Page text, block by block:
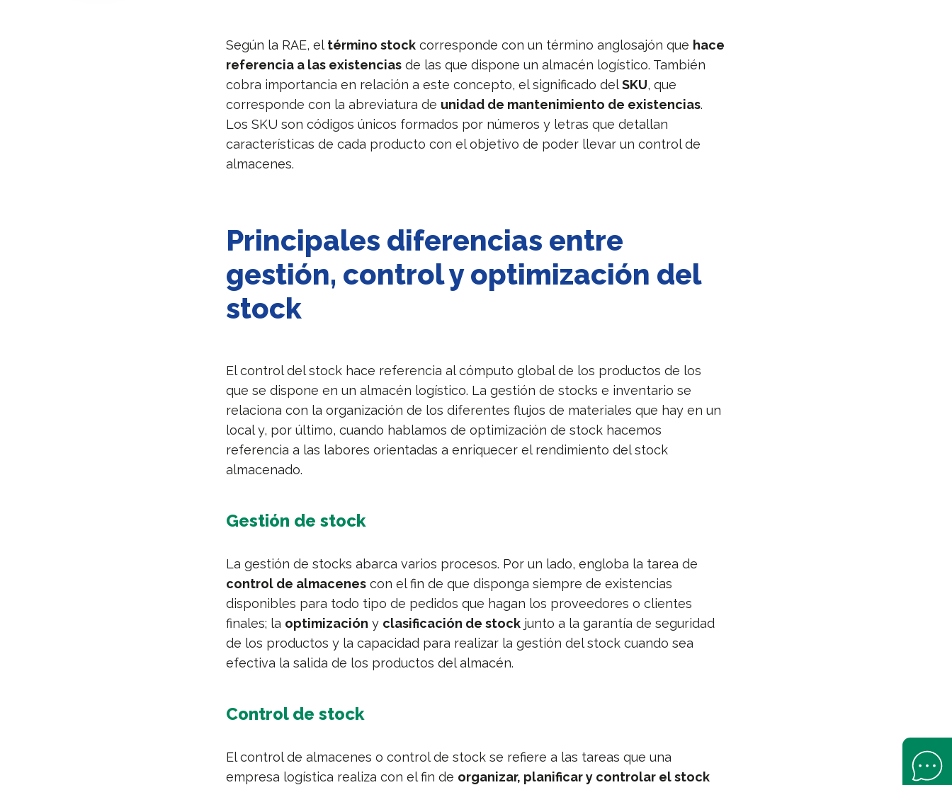
Según la RAE, el término stock corresponde con un término anglosajón que hace
referencia a las existencias de las que dispone un almacén logístico. También
cobra importancia en relación a este concepto, el significado delSKU, que
corresponde con la abreviatura de unidad de mantenimiento de existencias.
Los SKU son códigos únicos formados por números y letras que detallan
características de cada producto con el objetivo de poder llevar un control de
almacenes.
Principales diferencias entre
gestión, control y optimización del
stock
El control del stock hace referencia al cómputo global de los productos de los
que se dispone en un almacén logístico. La gestión de stocks e inventario se
relaciona con la organización de los diferentes flujos de materiales que hay en un
local y, por último, cuando hablamos de optimización de stock hacemos
referencia a las labores orientadas a enriquecer el rendimiento del stock
almacenado.
Gestión de stock
La gestión de stocks abarca varios procesos. Por un lado, engloba la tarea de
control de almacenes con el fin de que disponga siempre de existencias
disponibles para todo tipo de pedidos que hagan los proveedores o clientes
finales; la optimización y clasificación de stock junto a la garantía de seguridad
de los productos y la capacidad para realizar la gestión del stock cuando sea
efectiva la salida de los productos del almacén.
Control de stock
El control de almacenes o control de stock se refiere a las tareas que una
empresa logística realiza con el fin de organizar, planificar y controlar el stock
Open